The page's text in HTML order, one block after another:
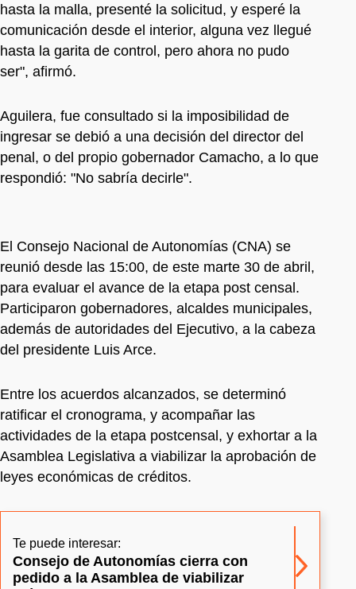
hasta la malla, presenté la solicitud, y esperé la
comunicación desde el interior, alguna vez llegué
hasta la garita de control, pero ahora no pudo
ser", afirmó.
Aguilera, fue consultado si la imposibilidad de
ingresar se debió a una decisión del director del
penal, o del propio gobernador Camacho, a lo que
respondió: "No sabría decirle".
El Consejo Nacional de Autonomías (CNA) se
reunió desde las 15:00, de este marte 30 de abril,
para evaluar el avance de la etapa post censal.
Participaron gobernadores, alcaldes municipales,
además de autoridades del Ejecutivo, a la cabeza
del presidente Luis Arce.
Entre los acuerdos alcanzados, se determinó
ratificar el cronograma, y acompañar las
actividades de la etapa postcensal, y exhortar a la
Asamblea Legislativa a viabilizar la aprobación de
leyes económicas de créditos.
Te puede interesar:
Consejo de Autonomías cierra con
pedido a la Asamblea de viabilizar